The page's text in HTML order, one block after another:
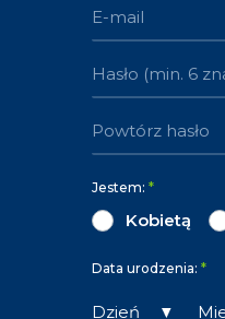
Jestem: *
Kobietą
Data urodzenia: *